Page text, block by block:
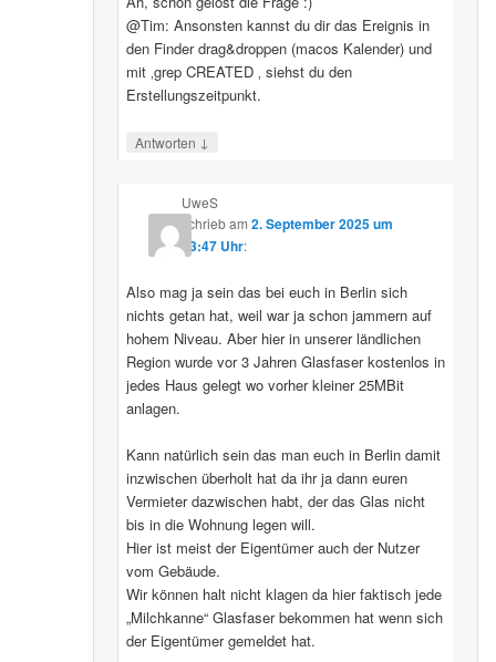
@Tim: Ansonsten kannst du dir das Ereignis in
den Finder drag&droppen (macos Kalender) und
mit ‚grep CREATED ‚ siehst du den
Erstellungszeitpunkt.
Antworten ↓
UweS
schriebam 2. September 2025 um
13:47 Uhr:
Also mag ja sein das bei euch in Berlin sich
nichts getan hat, weil war ja schon jammern auf
hohem Niveau. Aber hier in unserer ländlichen
Region wurde vor 3 Jahren Glasfaser kostenlos in
jedes Haus gelegt wo vorher kleiner 25MBit
anlagen.
Kann natürlich sein das man euch in Berlin damit
inzwischen überholt hat da ihr ja dann euren
Vermieter dazwischen habt, der das Glas nicht
bis in die Wohnung legen will.
Hier ist meist der Eigentümer auch der Nutzer
vom Gebäude.
Wir können halt nicht klagen da hier faktisch jede
„Milchkanne“ Glasfaser bekommen hat wenn sich
der Eigentümer gemeldet hat.